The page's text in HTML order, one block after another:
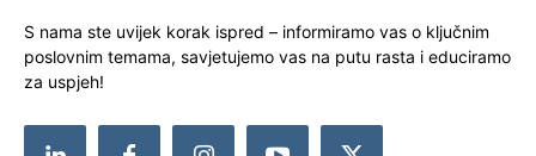
S nama ste uvijek korak ispred – informiramo vas o ključnim
poslovnim temama, savjetujemo vas na putu rasta i educiramo
za uspjeh!